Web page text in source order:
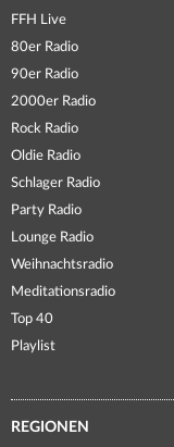
FFH Live
80er Radio
90er Radio
2000er Radio
Rock Radio
Oldie Radio
Schlager Radio
Party Radio
Lounge Radio
Weihnachtsradio
Meditationsradio
Top 40
Playlist
REGIONEN